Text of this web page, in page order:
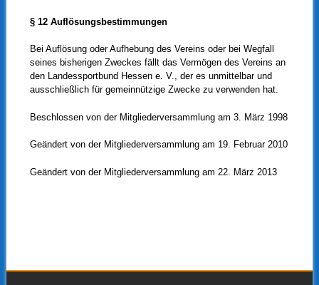
§ 12 Auflösungsbestimmungen
Bei Auflösung oder Aufhebung des Vereins oder bei Wegfall
seines bisherigen Zweckes fällt das Vermögen des Vereins an
den Landessportbund Hessen e. V., der es unmittelbar und
ausschließlich für gemeinnützige Zwecke zu verwenden hat.
Beschlossen von der Mitgliederversammlung am 3. März 1998
Geändert von der Mitgliederversammlung am 19. Februar 2010
Geändert von der Mitgliederversammlung am 22. März 2013